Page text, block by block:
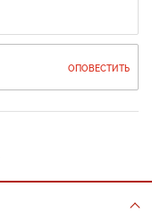
ОПОВЕСТИТЬ